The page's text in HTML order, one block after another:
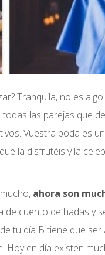
Tranquila, no es
las parejas que
Vuestra boda es
la disfrutéis y la
ahora son
cuento de hadas y
tu día B tiene que
Hoy en día existen